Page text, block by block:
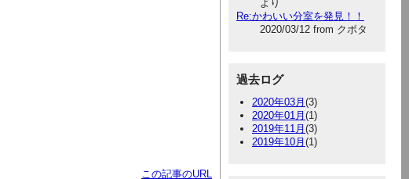
より
Re:かわいい分室を発見！！
2020/03/12 from クボタ
過去ログ
2020年03月 (3)
2020年01月 (1)
2019年11月 (3)
2019年10月 (1)
この記事のURL